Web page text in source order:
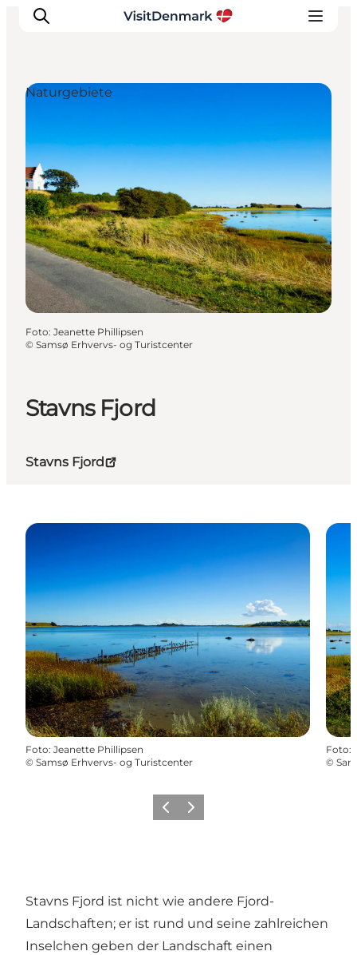
Regionen
Erlebnisse
Unterkünfte
Reiseplanung
Stavns Fjord
Stavns Fjord
Naturgebiete
Foto: Jeanette Phillipsen
© Samsø Erhvervs- og Turistcenter
Foto: Jeanette Phillipsen
© Samsø Erhvervs- og Turistcenter
Foto:
©
ZurückWeiter
Stavns Fjord ist nicht wie andere Fjord-
Landschaften; er ist rund und seine zahlreichen
Inselchen geben der Landschaft einen